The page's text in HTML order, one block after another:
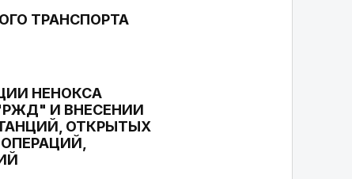
ТРАНСПОРТА
НЕНОКСА
И ВНЕСЕНИИ
ОТКРЫТЫХ